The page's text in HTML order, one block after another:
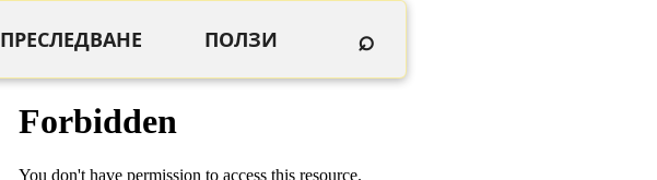
ПРЕСЛЕДВАНЕ ПОЛЗИ ⌕